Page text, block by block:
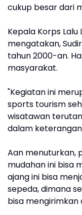
cukup besar dari
Kepala Korps Lalu
mengatakan,
tahun 2000-an.
masyarakat.
"Kegiatan ini
sports tourism
wisatawan
dalam
Aan menuturkan,
mudahan ini bisa
ajang ini bisa
sepeda, dimana
bisa mengirimkan